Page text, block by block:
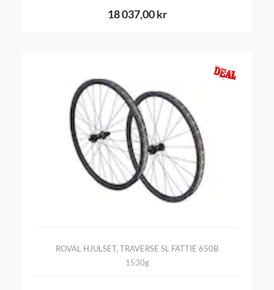
18 037,00 kr
ROVAL HJULSET, TRAVERSE SL FATTIE 650B
1530g